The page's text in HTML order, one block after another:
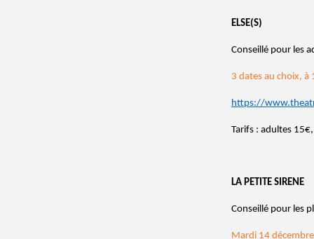
ELSE(S)
Conseillé pour les
3 dates au choix,
https://
Tarifs : adultes
LA PETITE SIRENE
Conseillé pour les
Mardi 14